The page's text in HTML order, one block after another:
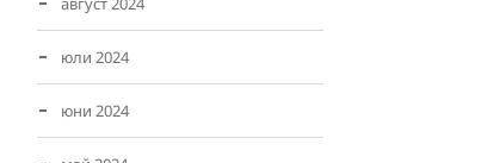
юли 2024
юни 2024